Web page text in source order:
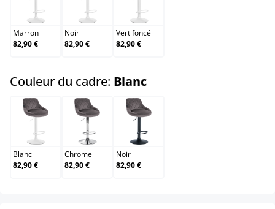
Marron
Marron
82,90 €
Noir
Noir
82,90 €
Vert foncé
Vert foncé
82,90 €
Couleur du cadre: Blancselect
Blanc
Blanc
82,90 €
Chrome
Chrome
82,90 €
Noir
Noir
82,90 €